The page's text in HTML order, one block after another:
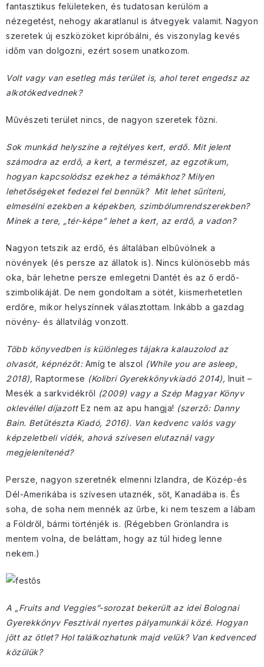
fantasztikus felületeken, és tudatosan kerülöm a
nézegetést, nehogy akaratlanul is átvegyek valamit. Nagyon
szeretek új eszközöket kipróbálni, és viszonylag kevés
időm van dolgozni, ezért sosem unatkozom.
Volt vagy van esetleg más terület is, ahol teret engedsz az
alkotókedvednek?
Művészeti terület nincs, de nagyon szeretek főzni.
Sok munkád helyszíne a rejtélyes kert, erdő. Mit jelent
számodra az erdő, a kert, a természet, az egzotikum,
hogyan kapcsolódsz ezekhez a témákhoz? Milyen
lehetőségeket fedezel fel bennük? Mit lehet sűríteni,
elmesélni ezekben a képekben, szimbólumrendszerekben?
Minek a tere, „tér-képe” lehet a kert, az erdő, a vadon?
Nagyon tetszik az erdő, és általában elbűvölnek a
növények (és persze az állatok is). Nincs különösebb más
oka, bár lehetne persze emlegetni Dantét és az ő erdő-
szimbolikáját. De nem gondoltam a sötét, kiismerhetetlen
erdőre, mikor helyszínnek választottam. Inkább a gazdag
növény- és állatvilág vonzott.
Több könyvedben is különleges tájakra kalauzolod az
olvasót, képnézőt: Amíg te alszol (While you are asleep,
2018), Raptormese (Kolibri Gyerekkönyvkiadó 2014), Inuit –
Mesék a sarkvidékről (2009) vagy a Szép Magyar Könyv
oklevéllel díjazott Ez nem az apu hangja! (szerző: Danny
Bain. Betűtészta Kiadó, 2016). Van kedvenc valós vagy
képzeletbeli vidék, ahová szívesen elutaznál vagy
megjelenítenéd?
Persze, nagyon szeretnék elmenni Izlandra, de Közép-és
Dél-Amerikába is szívesen utaznék, sőt, Kanadába is. És
soha, de soha nem mennék az űrbe, ki nem teszem a lábam
a Földről, bármi történjék is. (Régebben Grönlandra is
mentem volna, de beláttam, hogy az túl hideg lenne
nekem.)
A „Fruits and Veggies”-sorozat bekerült az idei Bolognai
Gyerekkönyv Fesztivál nyertes pályamunkái közé. Hogyan
jött az ötlet? Hol találkozhatunk majd velük? Van kedvenced
közülük?